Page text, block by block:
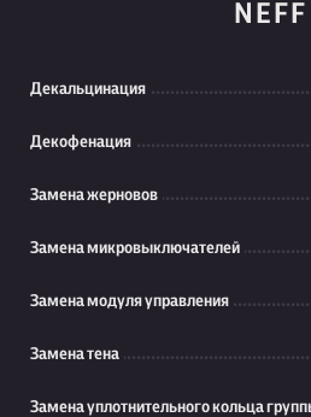
NEFF
Декальцинация
Декофенация
Замена жерновов
Замена микровыключателей
Замена модуля управления
Замена тена
Замена уплотнительного кольца